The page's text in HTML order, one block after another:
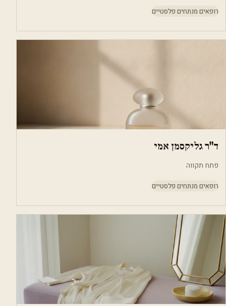
רופאים מנתחים פלסטיים
ד"ר גליקסמן אמי
פתח תקווה
רופאים מנתחים פלסטיים